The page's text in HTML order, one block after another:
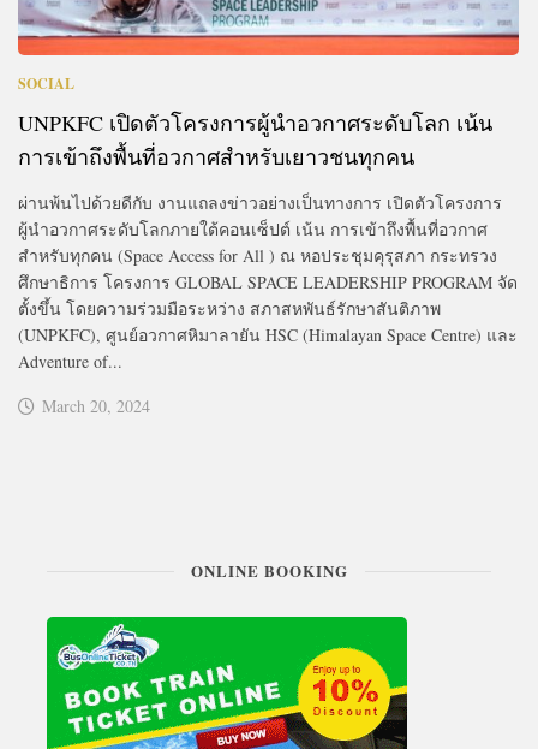
SOCIAL
UNPKFC เปิดตัวโครงการผู้นำอวกาศระดับโลก เน้น
การเข้าถึงพื้นที่อวกาศสำหรับเยาวชนทุกคน
ผ่านพ้นไปด้วยดีกับ งานแถลงข่าวอย่างเป็นทางการ เปิดตัวโครงการ
ผู้นำอวกาศระดับโลกภายใต้คอนเซ็ปต์ เน้น การเข้าถึงพื้นที่อวกาศ
สำหรับทุกคน (Space Access for All ) ณ หอประชุมคุรุสภา กระทรวง
ศึกษาธิการ โครงการ GLOBAL SPACE LEADERSHIP PROGRAM จัด
ตั้งขึ้น โดยความร่วมมือระหว่าง สภาสหพันธ์รักษาสันติภาพ
(UNPKFC), ศูนย์อวกาศหิมาลายัน HSC (Himalayan Space Centre) และ
Adventure of...
March 20, 2024
ONLINE BOOKING